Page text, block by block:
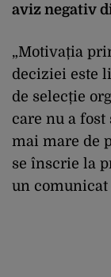
aviz negativ
„Motivația
deciziei este
de selecție
care nu a
mai mare de
se înscrie la
un